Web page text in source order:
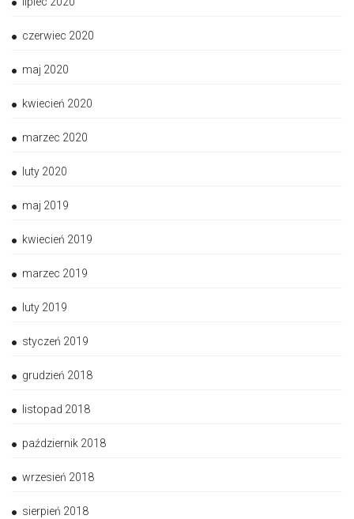
czerwiec 2020
maj 2020
kwiecień 2020
marzec 2020
luty 2020
maj 2019
kwiecień 2019
marzec 2019
luty 2019
styczeń 2019
grudzień 2018
listopad 2018
październik 2018
wrzesień 2018
sierpień 2018